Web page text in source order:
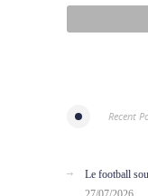
Recent
Le football